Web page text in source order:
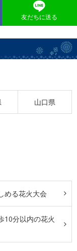
友だちに送る
山口県
める花火大会
10分以内の花火